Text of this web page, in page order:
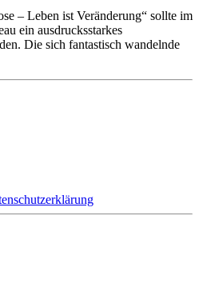
– Leben ist Veränderung“ sollte im
ein ausdrucksstarkes
Die sich fantastisch wandelnde